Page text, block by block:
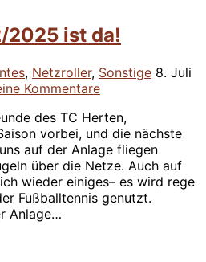
2025 ist da!
, Netzroller, Sonstige 8. Juli
Kommentare
des TC Herten,
vorbei, und die nächste
auf der Anlage fliegen
über die Netze. Auch auf
wieder einiges– es wird rege
Fußballtennis genutzt.
Anlage…